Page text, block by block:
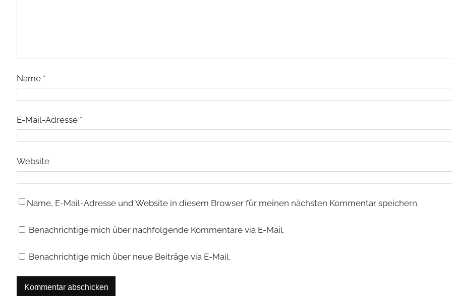
Name *
E-Mail-Adresse *
Website
Name, E-Mail-Adresse und Website in diesem Browser für meinen nächsten Kommentar speichern.
Benachrichtige mich über nachfolgende Kommentare via E-Mail.
Benachrichtige mich über neue Beiträge via E-Mail.